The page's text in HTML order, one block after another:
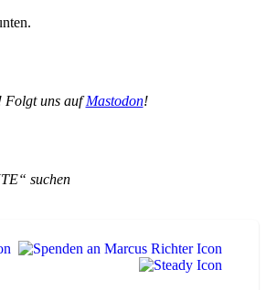
Folgt uns aufMastodon!
suchen